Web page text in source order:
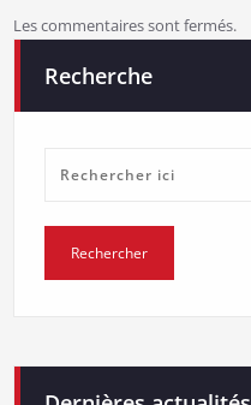
Les commentaires sont fermés.
Recherche